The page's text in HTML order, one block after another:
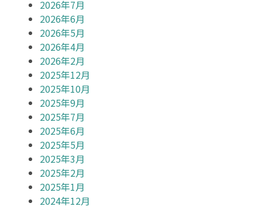
2026年7月
2026年6月
2026年5月
2026年4月
2026年2月
2025年12月
2025年10月
2025年9月
2025年7月
2025年6月
2025年5月
2025年3月
2025年2月
2025年1月
2024年12月